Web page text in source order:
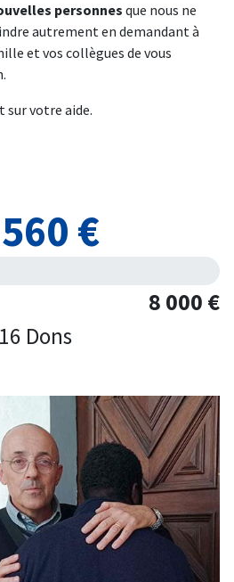
personnes que nous ne
autrement en demandant à
et vos collègues de vous
sur votre aide.
€
8 000 €
16 Dons